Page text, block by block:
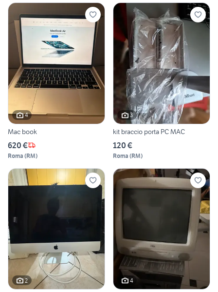
4
Mac book
620 €
Roma (RM)
3
kit braccio porta PC MAC
120 €
Roma (RM)
2 4